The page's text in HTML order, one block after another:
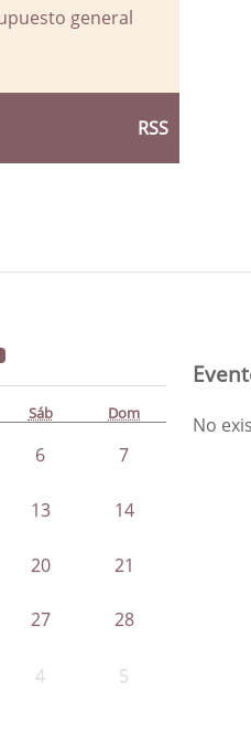
general
RSS
Sáb Dom
6 7
13 14
20 21
27 28
4 5
No